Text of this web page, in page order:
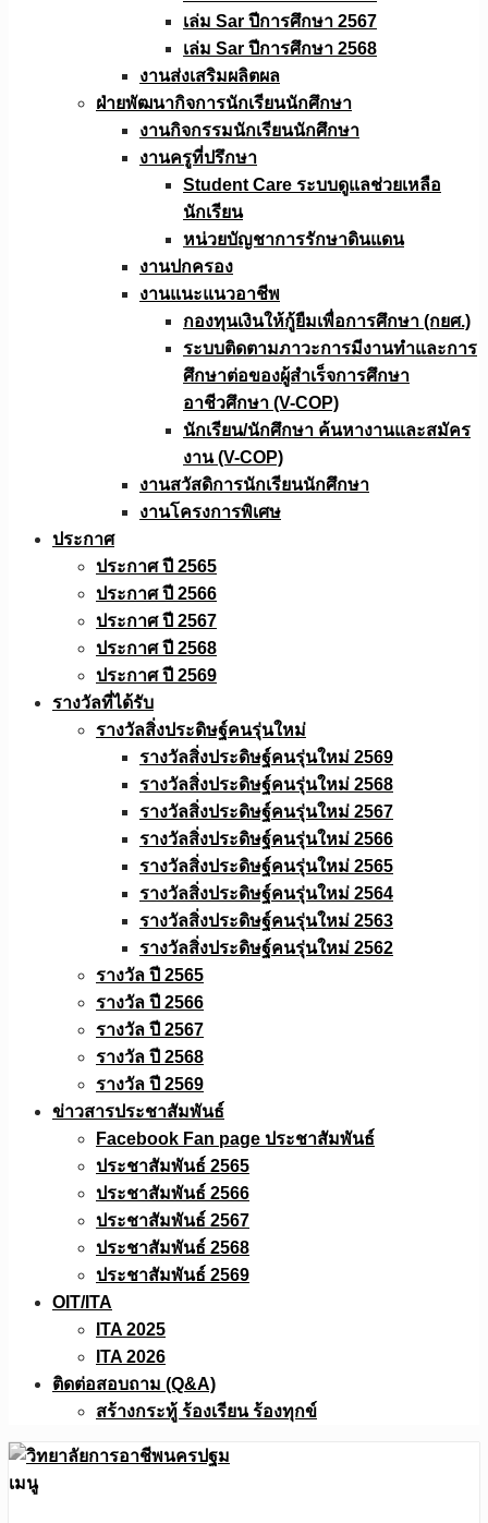
เล่ม Sar ปีการศึกษา 2567
เล่ม Sar ปีการศึกษา 2568
งานส่งเสริมผลิตผล
ฝ่ายพัฒนากิจการนักเรียนนักศึกษา
งานกิจกรรมนักเรียนนักศึกษา
งานครูที่ปรึกษา
Student Care ระบบดูแลช่วยเหลือ
นักเรียน
หน่วยบัญชาการรักษาดินแดน
งานปกครอง
งานแนะแนวอาชีพ
กองทุนเงินให้กู้ยืมเพื่อการศึกษา (กยศ.)
ระบบติดตามภาวะการมีงานทำและการ
ศึกษาต่อของผู้สำเร็จการศึกษา
อาชีวศึกษา (V-COP)
นักเรียน/นักศึกษา ค้นหางานและสมัคร
งาน (V-COP)
งานสวัสดิการนักเรียนนักศึกษา
งานโครงการพิเศษ
ประกาศ
ประกาศ ปี 2565
ประกาศ ปี 2566
ประกาศ ปี 2567
ประกาศ ปี 2568
ประกาศ ปี 2569
รางวัลที่ได้รับ
รางวัลสิ่งประดิษฐ์คนรุ่นใหม่
รางวัลสิ่งประดิษฐ์คนรุ่นใหม่ 2569
รางวัลสิ่งประดิษฐ์คนรุ่นใหม่ 2568
รางวัลสิ่งประดิษฐ์คนรุ่นใหม่ 2567
รางวัลสิ่งประดิษฐ์คนรุ่นใหม่ 2566
รางวัลสิ่งประดิษฐ์คนรุ่นใหม่ 2565
รางวัลสิ่งประดิษฐ์คนรุ่นใหม่ 2564
รางวัลสิ่งประดิษฐ์คนรุ่นใหม่ 2563
รางวัลสิ่งประดิษฐ์คนรุ่นใหม่ 2562
รางวัล ปี 2565
รางวัล ปี 2566
รางวัล ปี 2567
รางวัล ปี 2568
รางวัล ปี 2569
ข่าวสารประชาสัมพันธ์
Facebook Fan page ประชาสัมพันธ์
ประชาสัมพันธ์ 2565
ประชาสัมพันธ์ 2566
ประชาสัมพันธ์ 2567
ประชาสัมพันธ์ 2568
ประชาสัมพันธ์ 2569
OIT/ITA
ITA 2025
ITA 2026
ติดต่อสอบถาม (Q&A)
สร้างกระทู้ ร้องเรียน ร้องทุกข์
เมนู